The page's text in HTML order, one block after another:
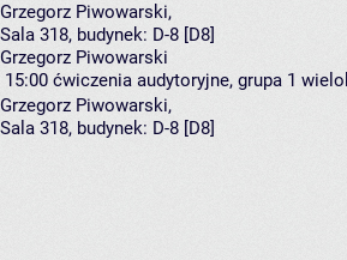
Grzegorz Piwowarski,
Sala 318, budynek: D-8 [D8]
Grzegorz Piwowarski
15:00 ćwiczenia audytoryjne, grupa 1
Grzegorz Piwowarski,
Sala 318, budynek: D-8 [D8]